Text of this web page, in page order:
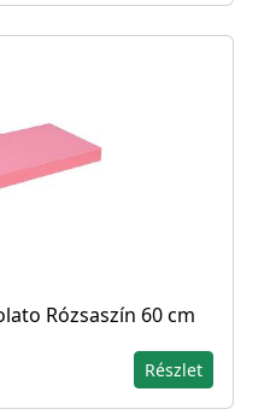
Rózsaszín 60 cm
Részlet